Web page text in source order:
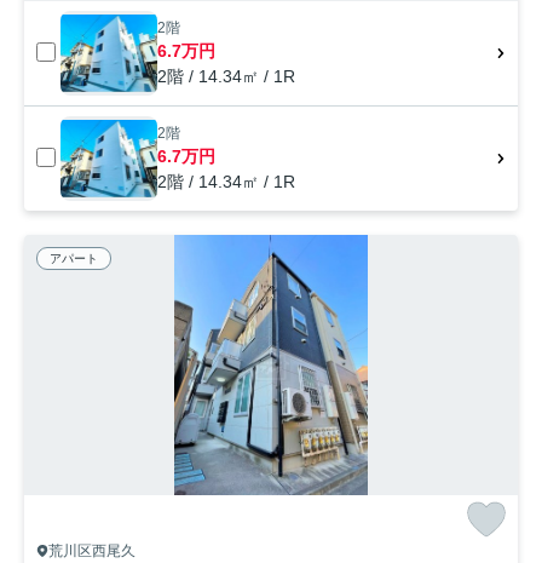
2階
6.7万円
2階 / 14.34㎡ / 1R
2階
6.7万円
2階 / 14.34㎡ / 1R
アパート
荒川区西尾久